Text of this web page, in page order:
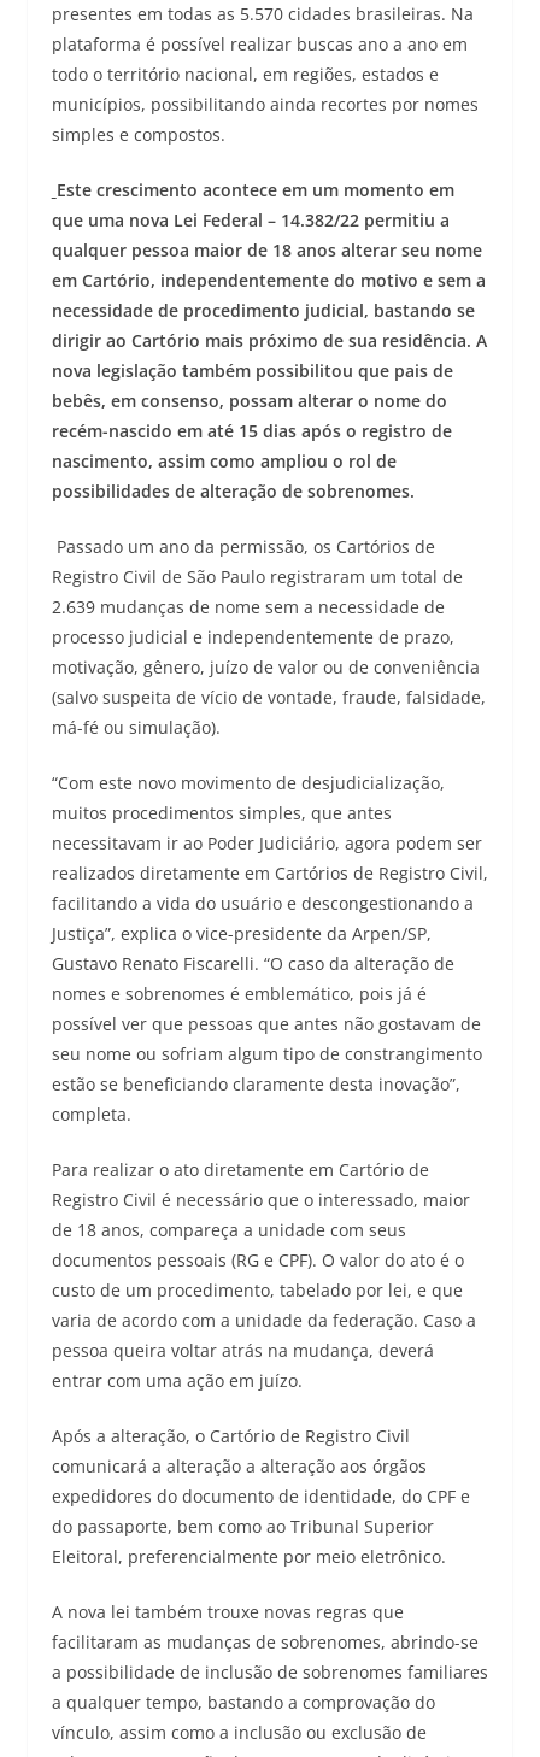
presentes em todas as 5.570 cidades brasileiras. Na
plataforma é possível realizar buscas ano a ano em
todo o território nacional, em regiões, estados e
municípios, possibilitando ainda recortes por nomes
simples e compostos.
Este crescimento acontece em um momento em
que uma nova Lei Federal – 14.382/22 permitiu a
qualquer pessoa maior de 18 anos alterar seu nome
em Cartório, independentemente do motivo e sem a
necessidade de procedimento judicial, bastando se
dirigir ao Cartório mais próximo de sua residência. A
nova legislação também possibilitou que pais de
bebês, em consenso, possam alterar o nome do
recém-nascido em até 15 dias após o registro de
nascimento, assim como ampliou o rol de
possibilidades de alteração de sobrenomes.
Passado um ano da permissão, os Cartórios de
Registro Civil de São Paulo registraram um total de
2.639 mudanças de nome sem a necessidade de
processo judicial e independentemente de prazo,
motivação, gênero, juízo de valor ou de conveniência
(salvo suspeita de vício de vontade, fraude, falsidade,
má-fé ou simulação).
“Com este novo movimento de desjudicialização,
muitos procedimentos simples, que antes
necessitavam ir ao Poder Judiciário, agora podem ser
realizados diretamente em Cartórios de Registro Civil,
facilitando a vida do usuário e descongestionando a
Justiça”, explica o vice-presidente da Arpen/SP,
Gustavo Renato Fiscarelli. “O caso da alteração de
nomes e sobrenomes é emblemático, pois já é
possível ver que pessoas que antes não gostavam de
seu nome ou sofriam algum tipo de constrangimento
estão se beneficiando claramente desta inovação”,
completa.
Para realizar o ato diretamente em Cartório de
Registro Civil é necessário que o interessado, maior
de 18 anos, compareça a unidade com seus
documentos pessoais (RG e CPF). O valor do ato é o
custo de um procedimento, tabelado por lei, e que
varia de acordo com a unidade da federação. Caso a
pessoa queira voltar atrás na mudança, deverá
entrar com uma ação em juízo.
Após a alteração, o Cartório de Registro Civil
comunicará a alteração a alteração aos órgãos
expedidores do documento de identidade, do CPF e
do passaporte, bem como ao Tribunal Superior
Eleitoral, preferencialmente por meio eletrônico.
A nova lei também trouxe novas regras que
facilitaram as mudanças de sobrenomes, abrindo-se
a possibilidade de inclusão de sobrenomes familiares
a qualquer tempo, bastando a comprovação do
vínculo, assim como a inclusão ou exclusão de